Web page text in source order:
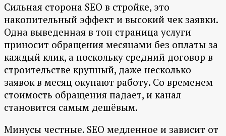
Сильная сторона SEO в стройке, это
накопительный эффект и высокий чек заявки.
Одна выведенная в топ страница услуги
приносит обращения месяцами без оплаты за
каждый клик, а поскольку средний договор в
строительстве крупный, даже несколько
заявок в месяц окупают работу. Со временем
стоимость обращения падает, и канал
становится самым дешёвым.
Минусы честные. SEO медленное и зависит от